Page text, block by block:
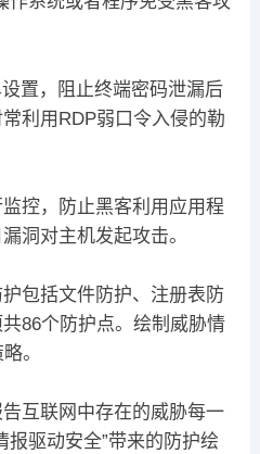
置，阻止终端密码泄漏后
利用RDP弱口令入侵的勒
控，防止黑客利用应用程
洞对主机发起攻击。
包括文件防护、注册表防
86个防护点。绘制威胁情
。
互联网中存在的威胁每一
报驱动安全”带来的防护绘